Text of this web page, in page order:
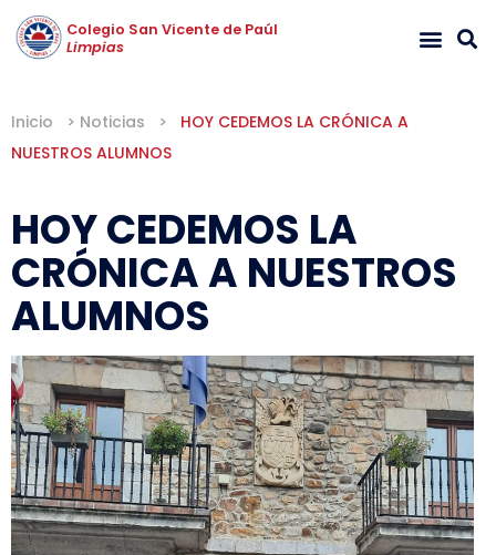
Colegio San Vicente de Paúl
Limpias
Inicio > Noticias >
HOY CEDEMOS LA CRÓNICA A
NUESTROS ALUMNOS
HOY CEDEMOS LA
CRÓNICA A NUESTROS
ALUMNOS